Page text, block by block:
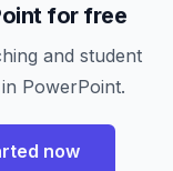
for free
and student
PowerPoint.
now